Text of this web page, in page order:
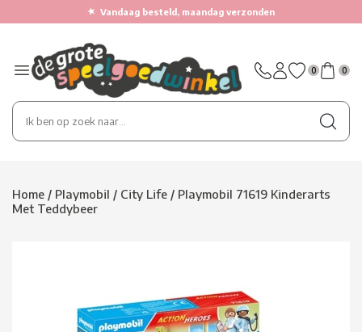
★ Vandaag besteld, maandag verzonden
0 0
Home / Playmobil / City Life / Playmobil 71619 Kinderarts
Met Teddybeer